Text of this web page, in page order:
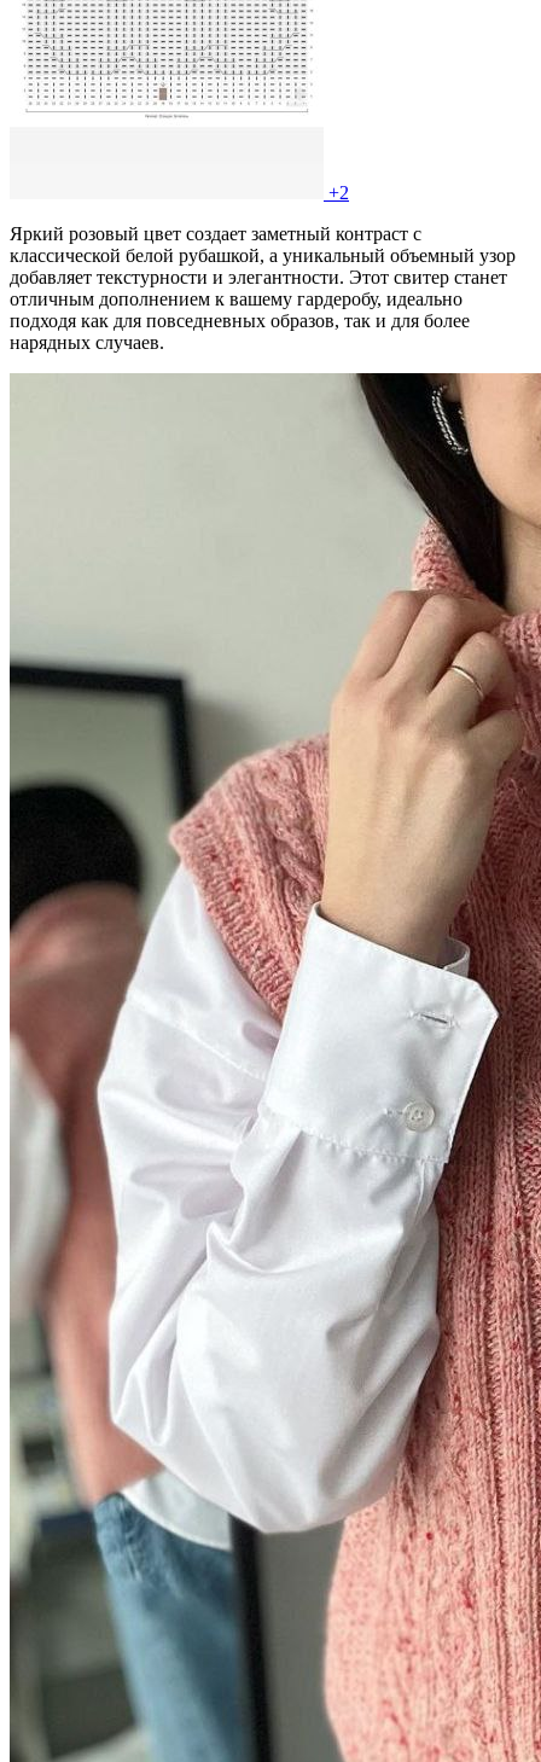
+2
Яркий розовый цвет создает заметный контраст с
классической белой рубашкой, а уникальный объемный узор
добавляет текстурности и элегантности. Этот свитер станет
отличным дополнением к вашему гардеробу, идеально
подходя как для повседневных образов, так и для более
нарядных случаев.